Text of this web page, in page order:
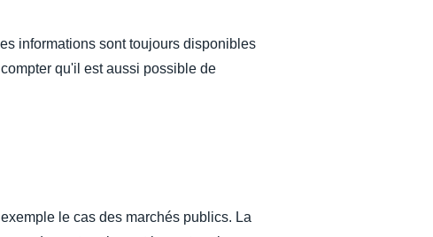
informations sont toujours disponibles
qu'il est aussi possible de
le cas des marchés publics. La